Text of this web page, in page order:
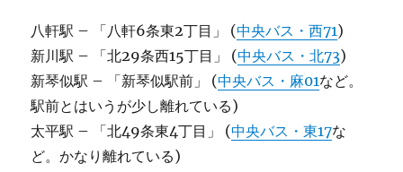
八軒駅 – 「八軒6条東2丁目」 (中央バス・西71)
新川駅 – 「北29条西15丁目」 (中央バス・北73)
新琴似駅 – 「新琴似駅前」 (中央バス・麻01など。
駅前とはいうが少し離れている)
太平駅 – 「北49条東4丁目」 (中央バス・東17な
ど。かなり離れている)